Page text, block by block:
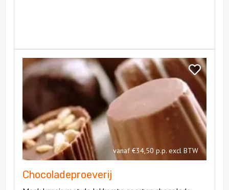
Bekijk
vanaf €34,50 p.p. excl BTW
Chocoladeproeverij
Bekijk
Chocoladeproeverij